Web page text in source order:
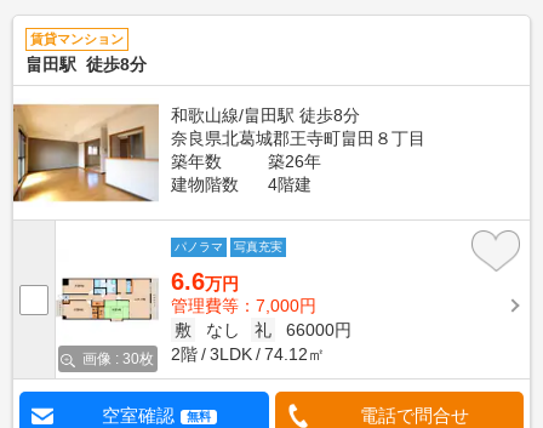
賃貸マンション
畠田駅 徒歩8分
和歌山線/畠田駅 徒歩8分
奈良県北葛城郡王寺町畠田８丁目
築年数
築26年
建物階数
4階建
画像 : 30枚
パノラマ 写真充実
6.6万円
管理費等：7,000円
敷
なし 礼
66000円
2階
3LDK 74.12㎡
空室確認 無料 電話で問合せ